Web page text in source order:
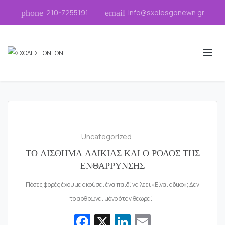
phone 210-7255191 email info@sxolesgonewn.gr
Uncategorized
ΤΟ ΑΙΣΘΗΜΑ ΑΔΙΚΙΑΣ ΚΑΙ Ο ΡΟΛΟΣ ΤΗΣ
ΕΝΘΑΡΡΥΝΣΗΣ
Πόσες φορές έχουμε ακούσει ένα παιδί να λέει «Είναι άδικο»; Δεν
το αρθρώνει μόνο όταν θεωρεί…